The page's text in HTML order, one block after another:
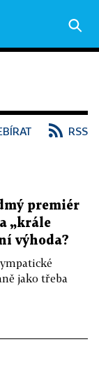
RSS
premiér
„krále
výhoda?
jako třeba